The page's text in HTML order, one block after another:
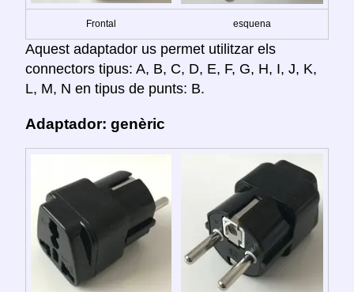
Frontal esquena
Aquest adaptador us permet utilitzar els
connectors tipus: A, B, C, D, E, F, G, H, I, J, K,
L, M, N en tipus de punts: B.
Adaptador: genèric